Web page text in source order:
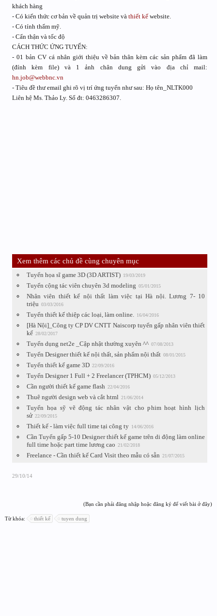
khách hàng
- Có kiến thức cơ bản về quản trị website và thiết kế website.
- Có tính thẩm mỹ.
- Cẩn thận và tốc độ
CÁCH THỨC ỨNG TUYỂN:
- 01 bản CV cá nhân giới thiệu về bản thân kèm các sản phẩm đã làm
(đính kèm file) và 1 ảnh chân dung gửi vào địa chỉ mail:
hn.job@webbnc.vn
- Tiêu đề thư email ghi rõ vị trí ứng tuyển như sau: Họ tên_NLTK000
Liên hệ Ms. Thảo Ly. Số đt: 0463286307.
Xem thêm các chủ đề cùng chuyên mục
Tuyển họa sĩ game 3D (3D ARTIST) 19/03/2019
Tuyển cộng tác viên chuyên 3d modeling 05/01/2015
Nhân viên thiết kế nội thất làm việc tại Hà nội. Lương 7- 10
triệu 03/03/2016
Tuyển thiết kế thiệp các loại, làm online. 16/04/2016
[Hà Nội]_Công ty CP DV CNTT Naiscorp tuyển gấp nhân viên thiết
kế 28/02/2017
Tuyển dụng net2e _Cập nhật thường xuyên ^^ 07/08/2013
Tuyển Designer thiết kế nội thất, sản phẩm nội thất 08/01/2015
Tuyển thiết kế game 3D 22/09/2016
Tuyển Designer 1 Full + 2 Freelancer (TPHCM) 05/12/2013
Cần người thiết kế game flash 22/04/2016
Thuê người design web và cắt html 21/06/2014
Tuyển họa sỹ vẽ động tác nhân vật cho phim hoạt hình lịch
sử 22/09/2015
Thiết kế - làm việc full time tại công ty 14/06/2016
Cần Tuyển gấp 5-10 Designer thiết kế game trên di động làm online
full time hoặc part time lương cao 21/02/2018
Freelance - Cần thiết kế Card Visit theo mẫu có sẵn 21/07/2015
29/10/14
(Bạn cần phải đăng nhập hoặc đăng ký để viết bài ở đây)
Từ khóa: thiết kế tuyen dung